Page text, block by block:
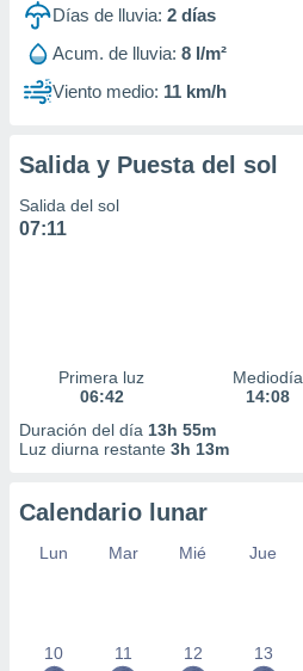
Días de lluvia: 2 días
Acum. de lluvia: 8 l/m²
Viento medio: 11 km/h
Salida y Puesta del sol
Salida del sol
07:11
Primera luz
06:42
Mediodía
14:08
Duración del día 13h 55m
Luz diurna restante 3h 13m
Calendario lunar
Lun Mar Mié Jue
10 11 12 13